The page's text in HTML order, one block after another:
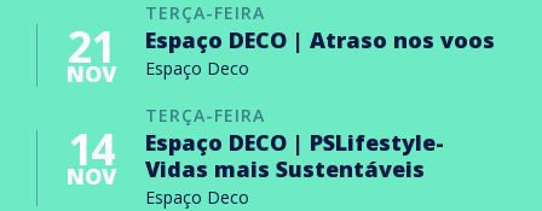
TERÇA-FEIRA
21
NOV
Espaço DECO | Atraso nos voos
Espaço Deco
TERÇA-FEIRA
14
NOV
Espaço DECO | PSLifestyle-
Vidas mais Sustentáveis
Espaço Deco